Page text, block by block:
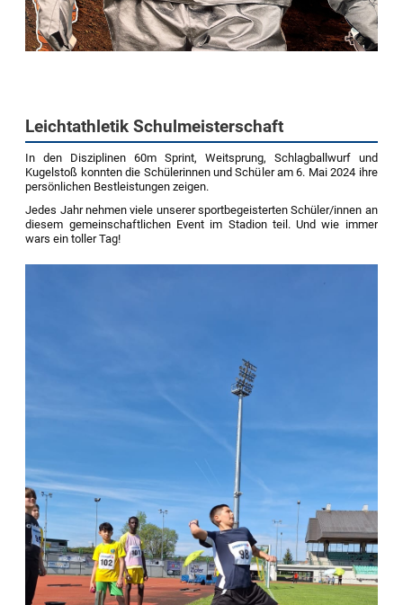
Leichtathletik Schulmeisterschaft
In den Disziplinen 60m Sprint, Weitsprung, Schlagballwurf und
Kugelstoß konnten die Schülerinnen und Schüler am 6. Mai 2024 ihre
persönlichen Bestleistungen zeigen.
Jedes Jahr nehmen viele unserer sportbegeisterten Schüler/innen an
diesem gemeinschaftlichen Event im Stadion teil. Und wie immer
wars ein toller Tag!